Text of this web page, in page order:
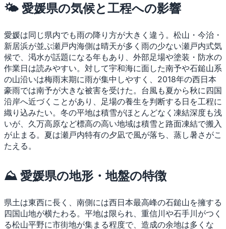
🌤 愛媛県の気候と工程への影響
愛媛は同じ県内でも雨の降り方が大きく違う。松山・今治・
新居浜が並ぶ瀬戸内海側は晴天が多く雨の少ない瀬戸内式気
候で、渇水が話題になる年もあり、外部足場や塗装・防水の
作業日は読みやすい。対して宇和海に面した南予や石鎚山系
の山沿いは梅雨末期に雨が集中しやすく、2018年の西日本
豪雨では南予が大きな被害を受けた。台風も夏から秋に四国
沿岸へ近づくことがあり、足場の養生を判断する日を工程に
織り込みたい。冬の平地は積雪がほとんどなく凍結深度も浅
いが、久万高原など標高の高い地域は積雪と路面凍結で搬入
が止まる。夏は瀬戸内特有の夕凪で風が落ち、蒸し暑さがこ
たえる。
⛰ 愛媛県の地形・地盤の特徴
県土は東西に長く、南側には西日本最高峰の石鎚山を擁する
四国山地が横たわる。平地は限られ、重信川や石手川がつく
る松山平野に市街地が集まる程度で、造成の余地は多くな